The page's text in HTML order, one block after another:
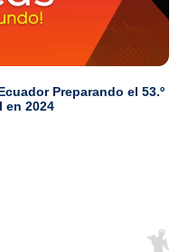
Preparando el 53.º
en 2024